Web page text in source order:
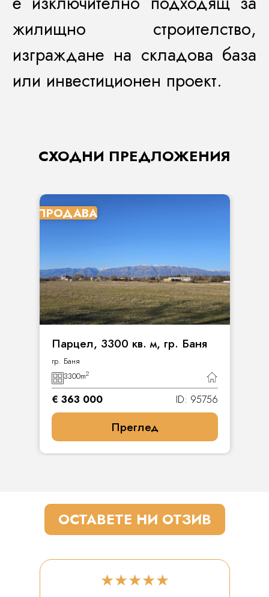
жилищно строителство,
изграждане на складова база
или инвестиционен проект.
СХОДНИ ПРЕДЛОЖЕНИЯ
ПРОДАВА
Парцел, 3300 кв. м, гр. Баня
гр. Баня
3300m2
€ 363 000 ID: 95756
Преглед
ОСТАВЕТЕ НИ ОТЗИВ
★★★★★